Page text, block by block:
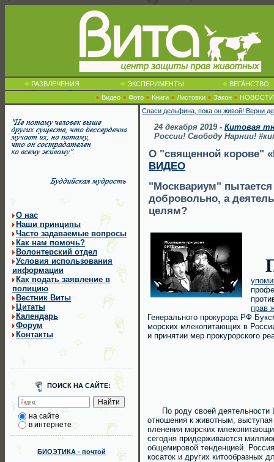
РАЗВЛЕЧЕНИЯ ЭКСПЕРИМЕНТЫ
ВЕГА́НСТВО
Видео
Фото Книги Листовки Закон НОВОСТИ
О нас
Наши принципы
Часто задаваемые вопросы
Как нам помочь?
Волонтерский отдел
Условия использования
информации
Как подать заявление в
полицию
Вестник Виты
Цитаты
Календарь
Форум
Контакты
ПОИСК НА САЙТЕ:
на сайте
в интернете
БИОЭТИКА - почтой
Спаси дельфина, пока он живой! Верни
24 декабря 2019 - Китовая
России! Свободу Нарнии!
О "священной корове"
ВИДЕО
"Москвариум" пытается
добровольно, а
целям?
прав
Генерального прокурора РФ
морских млекопитающих в
и принятии мер прокурорского
По роду своей деятельности
отношения к животным,
пленения морских
сегодня придерживаются
общемировой тенденцией.
косаток и других китообразных